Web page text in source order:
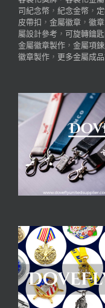
司紀念幣 ， 紀念金幣 ，
皮帶扣 ， 金屬徽章 ， 徽章
屬設計參考 ， 可旋轉鑰
金屬徽章製作 ， 金屬項
徽章製作 ， 更多金屬成